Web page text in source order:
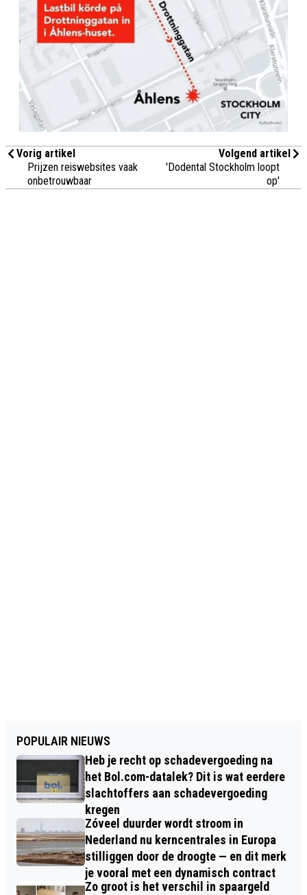
Vorig artikel
Prijzen reiswebsites vaak
onbetrouwbaar
Volgend artikel
'Dodental Stockholm loopt
op'
POPULAIR NIEUWS
Heb je recht op schadevergoeding na
het Bol.com-datalek? Dit is wat eerdere
slachtoffers aan schadevergoeding
kregen
Zóveel duurder wordt stroom in
Nederland nu kerncentrales in Europa
stilliggen door de droogte — en dit merk
je vooral met een dynamisch contract
Zo groot is het verschil in spaargeld